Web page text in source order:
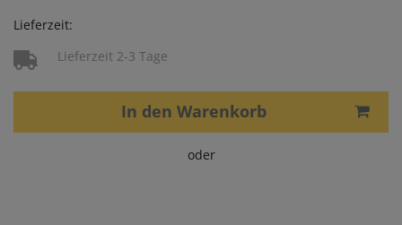
Lieferzeit:
Lieferzeit 2-3 Tage
In den Warenkorb
oder